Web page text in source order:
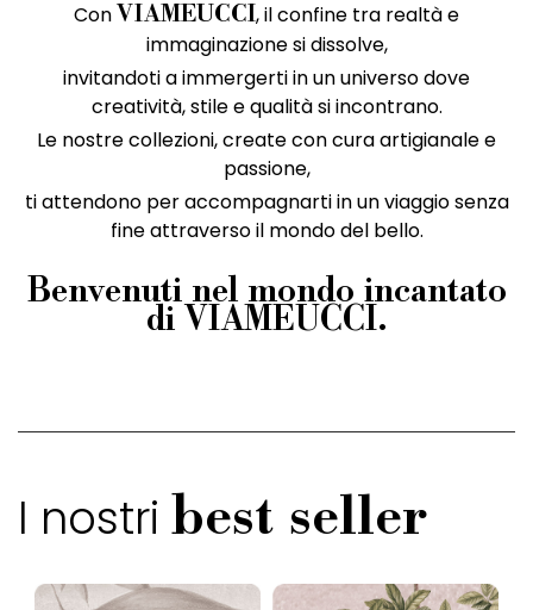
Con VIAMEUCCI, il confine tra realtà e
immaginazione si dissolve,
invitandoti a immergerti in un universo dove
creatività, stile e qualità si incontrano.
Le nostre collezioni, create con cura artigianale e
passione,
ti attendono per accompagnarti in un viaggio senza
fine attraverso il mondo del bello.
Benvenuti nel mondo incantato
di VIAMEUCCI.
I nostri best seller